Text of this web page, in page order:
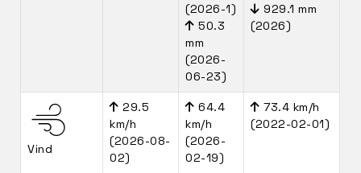
(2026-1)
50.3
mm
(2026-
06-23)
929.1 mm
(2026)
Vind
29.5
km/h
(2026-08-
02)
64.4
km/h
(2026-
02-19)
73.4 km/h
(2022-02-01)